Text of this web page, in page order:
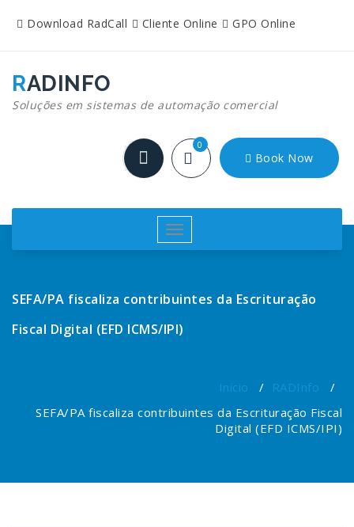
para Download RadCall Cliente Online GPO Online
RADINFO
Soluções em sistemas de automação comercial
0
Book Now
Alternar
navegação
SEFA/PA fiscaliza contribuintes da Escrituração
Fiscal Digital (EFD ICMS/IPI)
Início / RADInfo /
SEFA/PA fiscaliza contribuintes da Escrituração Fiscal
Digital (EFD ICMS/IPI)